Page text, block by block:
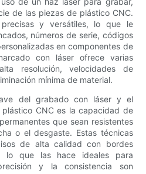
de las piezas de plástico CNC.
y versátiles, lo que le
números de serie, códigos
en componentes de
con láser ofrece varias
resolución, velocidades de
mínima de material.
del grabado con láser y el
CNC es la capacidad de
que sean resistentes
o el desgaste. Estas técnicas
de alta calidad con bordes
lo que las hace ideales para
y la consistencia son